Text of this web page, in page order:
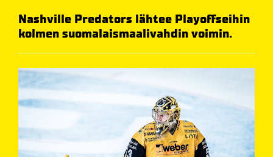
Nashville Predators lähtee Playoffseihin
kolmen suomalaismaalivahdin voimin.